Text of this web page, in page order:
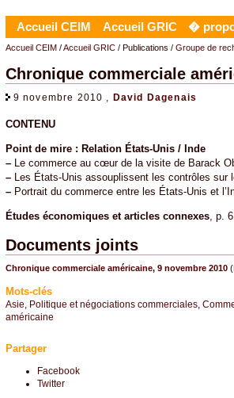
Accueil CEIM Accueil GRIC �
Accueil CEIM/Accueil GRIC/ Publications / Groupe de
Chronique commerciale
9 novembre 2010 , David Dagenais
CONTENU
Point de mire : Relation États-Unis / Inde
–Le commerce au cœur de la visite de Barack
–Les États-Unis assouplissent les contrôles sur
–Portrait du commerce entre les États-Unis et
Études économiques et articles connexes, p. 6
Documents joints
Chronique commerciale américaine, 9 novembre 2010
Mots-clés
Asie Politique et négociations commerciales,
américaine
Partager
Facebook
Twitter